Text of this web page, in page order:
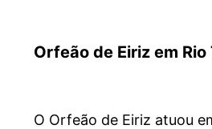
Orfeão de Eiriz em
O Orfeão de Eiriz atuou